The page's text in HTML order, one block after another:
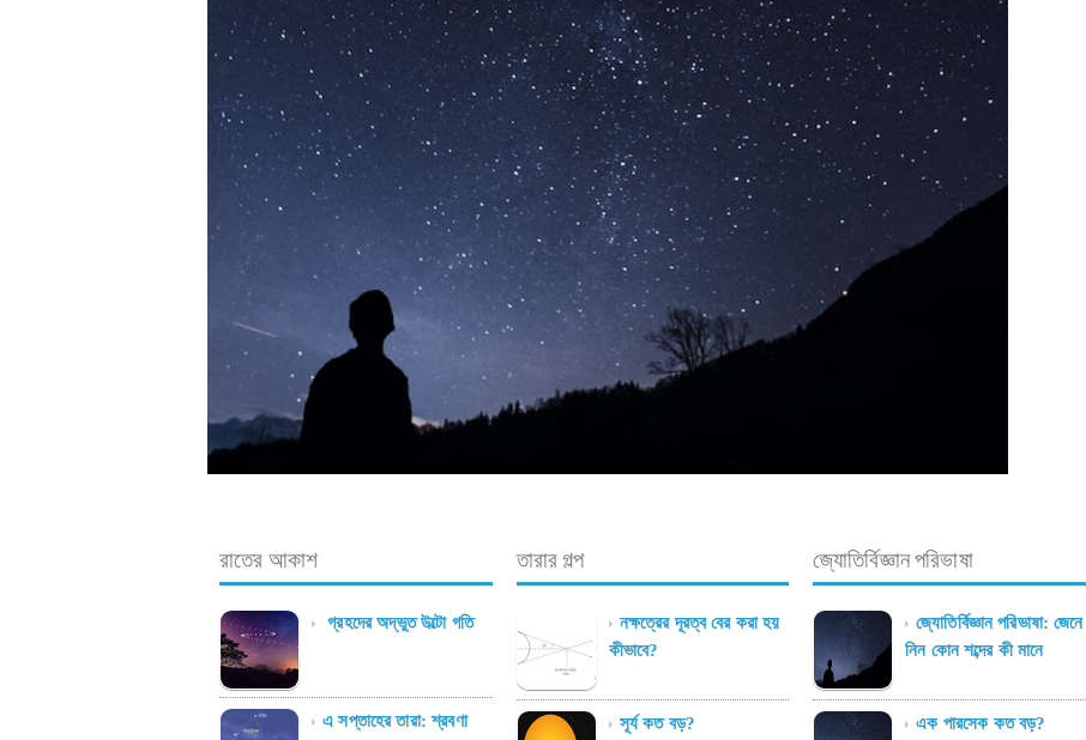
রাতের আকাশ
গ্রহদের অদ্ভুত উল্টো গতি
এ সপ্তাহের তারা: শ্রবণা
তারার গল্প
নক্ষত্রের দূরত্ব বের করা হয়
কীভাবে?
সূর্য কত বড়?
জ্যোতির্বিজ্ঞান পরিভাষা
জ্যোতির্বিজ্ঞান পরিভাষা: জেনে
নিন কোন শব্দের কী মানে
এক পারসেক কত বড়?